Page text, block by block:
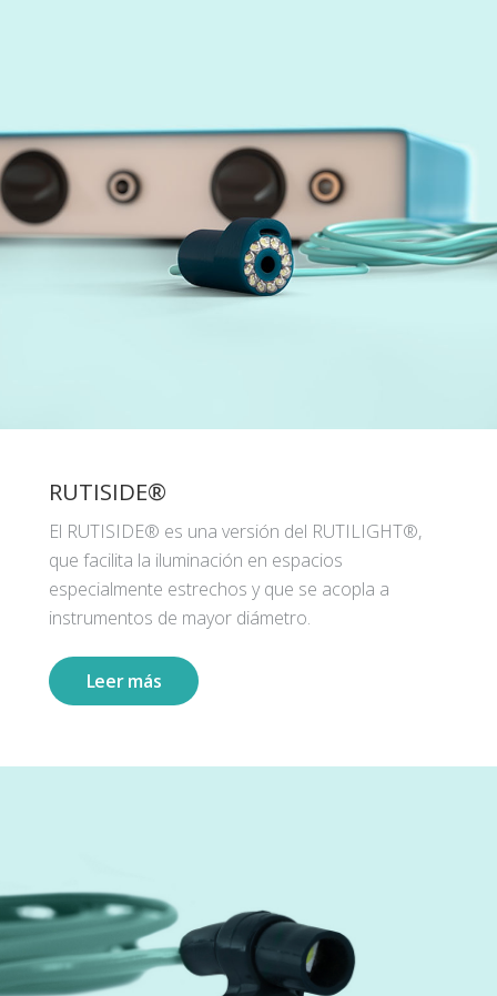
RUTISIDE®
El RUTISIDE® es una versión del RUTILIGHT®,
que facilita la iluminación en espacios
especialmente estrechos y que se acopla a
instrumentos de mayor diámetro.
Leer más